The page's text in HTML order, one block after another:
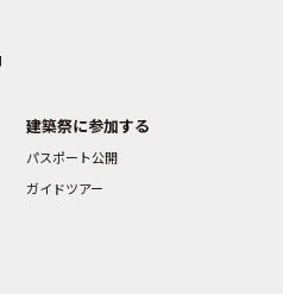
建築祭に参加する
パスポート公開
ガイドツアー